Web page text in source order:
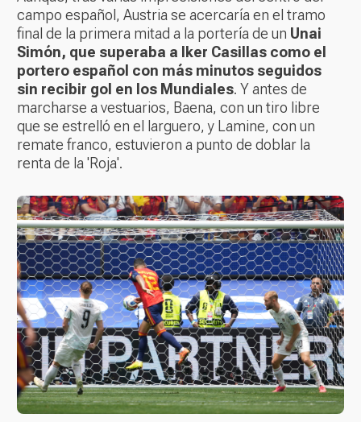
campo español, Austria se acercaría en el tramo
final de la primera mitad a la portería de un Unai
Simón, que superaba a Iker Casillas como el
portero español con más minutos seguidos
sin recibir gol en los Mundiales. Y antes de
marcharse a vestuarios, Baena, con un tiro libre
que se estrelló en el larguero, y Lamine, con un
remate franco, estuvieron a punto de doblar la
renta de la 'Roja'.